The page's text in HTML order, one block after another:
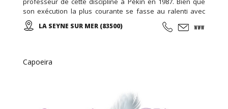
son exécution la plus courante se fasse au ralenti avec
des mouvements doux et unis entre eux, le thai cuc quyen
(taichi) peut s’exécuter de bien des manières différentes,
LA SEYNE SUR MER (83500)
Capoeira